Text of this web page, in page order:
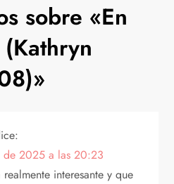
sobre «En
»
de 2025 a las 20:23
realmente interesante y que